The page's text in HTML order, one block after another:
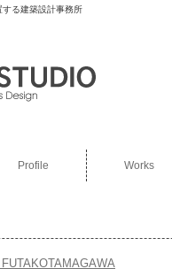
る建築設計事務所
Profile Works